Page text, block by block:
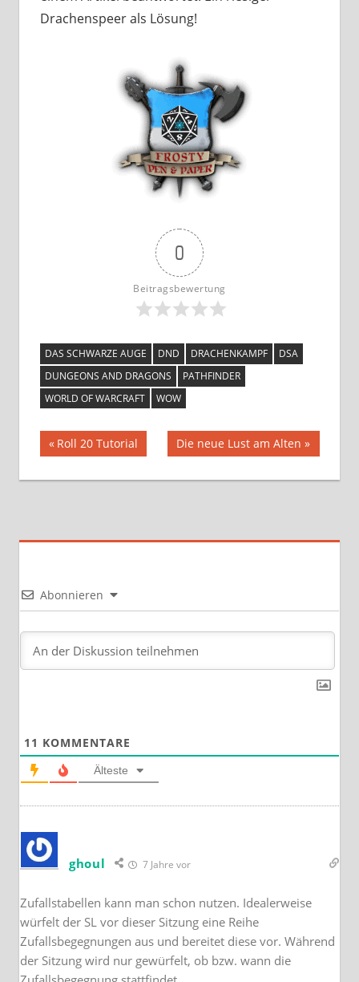
Drachenspeer als Lösung!
0
Beitragsbewertung
DAS SCHWARZE AUGE DND DRACHENKAMPF
DSA
DUNGEONS AND DRAGONS
PATHFINDER
WORLD OF WARCRAFT
WOW
Beitragsnavigation
Vorheriger
Beitrag:
Roll 20 Tutorial
Nächster
Beitrag:
Die neue Lust am Alten
Abonnieren
11 KOMMENTARE
Älteste
ghoul 7 Jahre vor
Zufallstabellen kann man schon nutzen. Idealerweise
würfelt der SL vor dieser Sitzung eine Reihe
Zufallsbegegnungen aus und bereitet diese vor. Während
der Sitzung wird nur gewürfelt, ob bzw. wann die